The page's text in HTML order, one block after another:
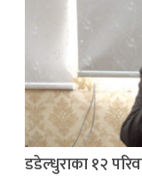
डडेल्धुराका १२